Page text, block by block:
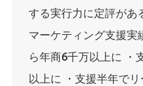
する実行力に定評が
マーケティング支援実
ら年商6千万以上に ・
以上に ・支援半年で